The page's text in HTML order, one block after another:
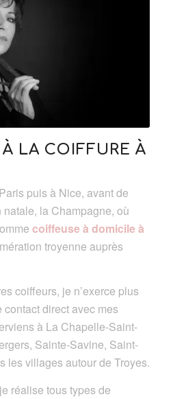
LA COIFFURE À
puis à Nice, avant de
la Champagne, où
coiffeuse à domicile à
troyenne auprès
coiffeurs, je n’exerce plus
direct avec mes
à La Chapelle-Saint-
Sainte-Savine, Saint-
les villages autour de Troyes.
réalise tous types de